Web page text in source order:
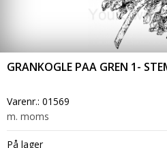
GRANKOGLE PAA GREN 1-
Varenr.: 01569
m. moms
På lager